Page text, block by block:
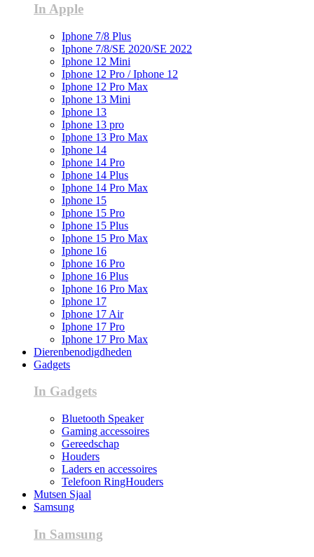
In Apple
Iphone 7/8 Plus
Iphone 7/8/SE 2020/SE 2022
Iphone 12 Mini
Iphone 12 Pro / Iphone 12
Iphone 12 Pro Max
Iphone 13 Mini
Iphone 13
Iphone 13 pro
Iphone 13 Pro Max
Iphone 14
Iphone 14 Pro
Iphone 14 Plus
Iphone 14 Pro Max
Iphone 15
Iphone 15 Pro
Iphone 15 Plus
Iphone 15 Pro Max
Iphone 16
Iphone 16 Pro
Iphone 16 Plus
Iphone 16 Pro Max
Iphone 17
Iphone 17 Air
Iphone 17 Pro
Iphone 17 Pro Max
Dierenbenodigdheden
Gadgets
In Gadgets
Bluetooth Speaker
Gaming accessoires
Gereedschap
Houders
Laders en accessoires
Telefoon RingHouders
Mutsen Sjaal
Samsung
In Samsung